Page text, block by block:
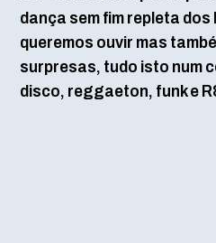
dança sem fim repleta
queremos ouvir mas
surpresas, tudo isto num
disco, reggaeton, funk e